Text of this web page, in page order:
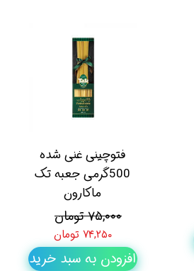
فتوچینی غنی شده
500گرمی جعبه تک
ماکارون
۷۵,۰۰۰ تومان
۷۴,۲۵۰ تومان
افزودن به سبد خرید